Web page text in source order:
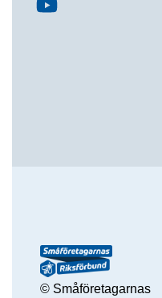
© Småföretagarnas